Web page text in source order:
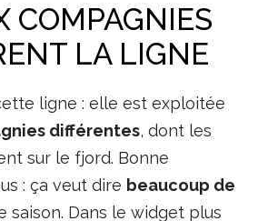
COMPAGNIES
LA LIGNE
ligne : elle est exploitée
différentes, dont les
sur le fjord. Bonne
: ça veut dire beaucoup de
saison. Dans le widget plus